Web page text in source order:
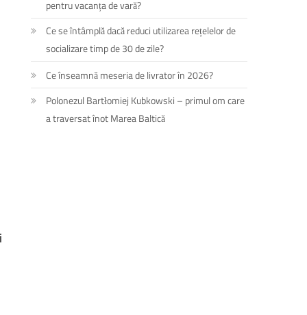
pentru vacanța de vară?
Ce se întâmplă dacă reduci utilizarea rețelelor de
socializare timp de 30 de zile?
Ce înseamnă meseria de livrator în 2026?
Polonezul Bartłomiej Kubkowski – primul om care
a traversat înot Marea Baltică